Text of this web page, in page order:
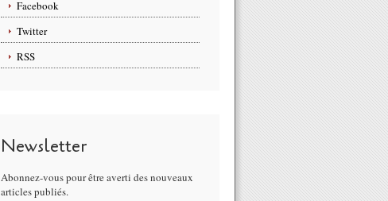
Facebook
Twitter
RSS
Newsletter
Abonnez-vous pour être averti des nouveaux
articles publiés.